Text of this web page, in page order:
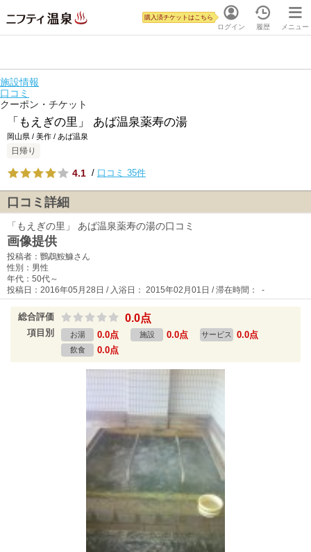
ログイン
購入済チケットはこちら
履歴 メニュー
施設情報
口コミ
クーポン・チケット
「もえぎの里」 あば温泉薬寿の湯
岡山県 / 美作 / あば温泉
日帰り
4.1 / 口コミ 35件
口コミ詳細
「もえぎの里」 あば温泉薬寿の湯の口コミ
画像提供
投稿者：鸚鵡鮟鱇さん
性別：男性
年代：50代～
投稿日：2016年05月28日 / 入浴日： 2015年02月01日 / 滞在時間： -
総合評価 0.0点
項目別 お湯 0.0点 施設 0.0点 サービス 0.0点
飲食 0.0点